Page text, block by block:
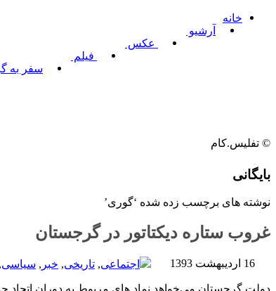
خانه
آرشیو
عکس
فیلم
سفر به
بایگانی
نوشته های برچسب زده شده ‘گوری’
غروب ستاره دیکتاتور در گرجستان
16 اردیبهشت 1393 اجتماعی, تاریخی, خبر , سیاسی,
© تفلیس.کام